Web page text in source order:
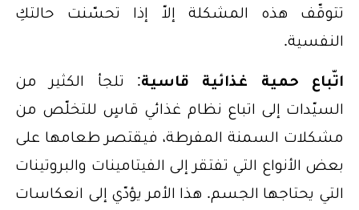
تتوقّف هذه المشكلة إلاّ إذا تحسّنت حالتكِ
النفسية.
اتّباع حمية غذائية قاسية: تلجأ الكثير من
السيّدات إلى اتباع نظام غذائي قاسٍ للتخلّص من
مشكلات السمنة المفرطة، فيقتصر طعامها على
بعض الأنواع التي تفتقر إلى الفيتامينات والبروتينات
التي يحتاجها الجسم. هذا الأمر يؤدّي إلى انعكاسات